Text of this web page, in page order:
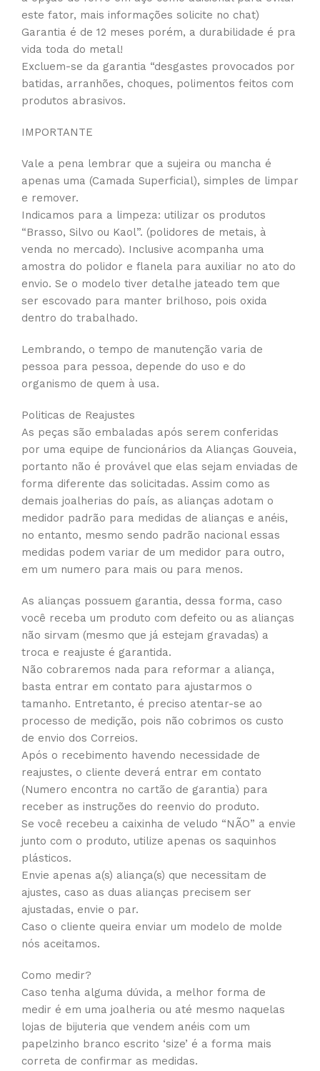
este fator, mais informações solicite no chat)
Garantia é de 12 meses porém, a durabilidade é pra
vida toda do metal!
Excluem-se da garantia “desgastes provocados por
batidas, arranhões, choques, polimentos feitos com
produtos abrasivos.
IMPORTANTE
Vale a pena lembrar que a sujeira ou mancha é
apenas uma (Camada Superficial), simples de limpar
e remover.
Indicamos para a limpeza: utilizar os produtos
“Brasso, Silvo ou Kaol”. (polidores de metais, à
venda no mercado). Inclusive acompanha uma
amostra do polidor e flanela para auxiliar no ato do
envio. Se o modelo tiver detalhe jateado tem que
ser escovado para manter brilhoso, pois oxida
dentro do trabalhado.
Lembrando, o tempo de manutenção varia de
pessoa para pessoa, depende do uso e do
organismo de quem à usa.
Politicas de Reajustes
As peças são embaladas após serem conferidas
por uma equipe de funcionários da Alianças Gouveia,
portanto não é provável que elas sejam enviadas de
forma diferente das solicitadas. Assim como as
demais joalherias do país, as alianças adotam o
medidor padrão para medidas de alianças e anéis,
no entanto, mesmo sendo padrão nacional essas
medidas podem variar de um medidor para outro,
em um numero para mais ou para menos.
As alianças possuem garantia, dessa forma, caso
você receba um produto com defeito ou as alianças
não sirvam (mesmo que já estejam gravadas) a
troca e reajuste é garantida.
Não cobraremos nada para reformar a aliança,
basta entrar em contato para ajustarmos o
tamanho. Entretanto, é preciso atentar-se ao
processo de medição, pois não cobrimos os custo
de envio dos Correios.
Após o recebimento havendo necessidade de
reajustes, o cliente deverá entrar em contato
(Numero encontra no cartão de garantia) para
receber as instruções do reenvio do produto.
Se você recebeu a caixinha de veludo “NÃO” a envie
junto com o produto, utilize apenas os saquinhos
plásticos.
Envie apenas a(s) aliança(s) que necessitam de
ajustes, caso as duas alianças precisem ser
ajustadas, envie o par.
Caso o cliente queira enviar um modelo de molde
nós aceitamos.
Como medir?
Caso tenha alguma dúvida, a melhor forma de
medir é em uma joalheria ou até mesmo naquelas
lojas de bijuteria que vendem anéis com um
papelzinho branco escrito ‘size’ é a forma mais
correta de confirmar as medidas.